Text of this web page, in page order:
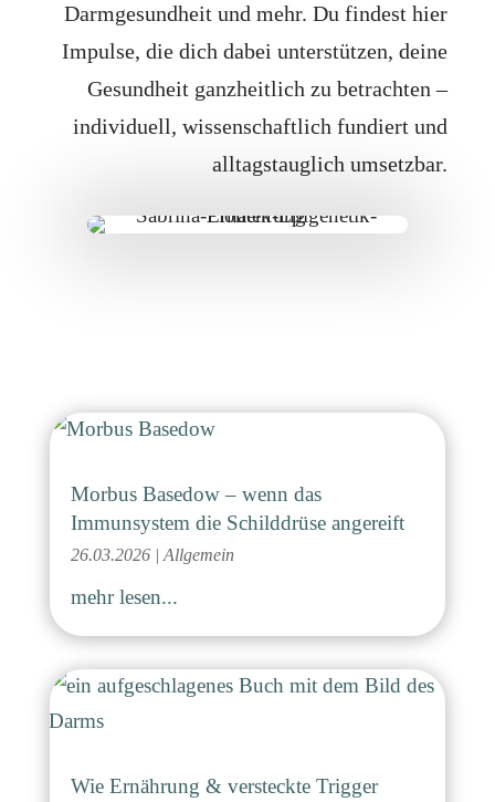
Darmgesundheit und mehr. Du findest hier
Impulse, die dich dabei unterstützen, deine
Gesundheit ganzheitlich zu betrachten –
individuell, wissenschaftlich fundiert und
alltagstauglich umsetzbar.
Morbus Basedow – wenn das
Immunsystem die Schilddrüse angereift
26.03.2026| Allgemein
mehr lesen...
Wie Ernährung & versteckte Trigger